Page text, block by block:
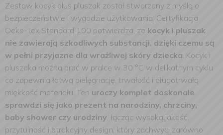
Zestaw kocyk plus pluszak został stworzony z myślą o
bezpieczeństwie i wygodzie użytkowania. Certyfikacja
Oeko-Tex Standard 100 potwierdza, że kocyk i pluszak
nie zawierają szkodliwych substancji, dzięki czemu są
w pełni przyjazne dla wrażliwej skóry dziecka. Kocyk i
pluszaka można prać w pralce w 30 °C w delikatnym cyklu
co zapewnia łatwą pielęgnację, trwałość i długotrwałą
miękkość materiału. Ten uroczy komplet doskonale
sprawdzi się jako prezent na narodziny, chrzciny,
baby shower czy urodziny, łącząc wysoką jakość,
przytulność i atrakcyjny design, który zachwyci zarówno